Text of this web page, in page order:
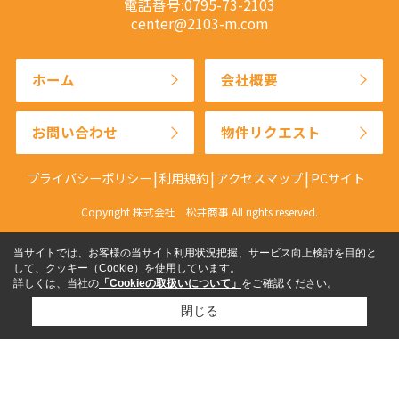
電話番号:0795-73-2103
center@2103-m.com
ホーム 会社概要
お問い合わせ 物件リクエスト
プライバシーポリシー 利用規約 アクセスマップ PCサイト
Copyright 株式会社 松井商事 All rights reserved.
当サイトでは、お客様の当サイト利用状況把握、サービス向上検討を目的と
して、クッキー（Cookie）を使用しています。
詳しくは、当社の 「Cookieの取扱いについて」 をご確認ください。
閉じる